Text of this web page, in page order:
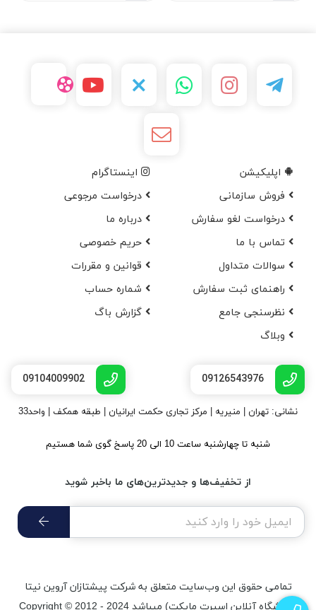
اپلیکیشن
اینستاگرام
فروش سازمانی
درخواست مرجوعی
درخواست لغو سفارش
در‌باره ما
تماس با ما
حریم خصوصی
سوالات متداول
قوانین و مقررات
راهنمای ثبت سفارش
شماره حساب
نظرسنجی جامع
گزارش باگ
وبلاگ
09126543976
09104009902
نشانی: تهران | منیریه | مرکز تجاری حکمت ایرانیان | طبقه همکف | واحد33
شنبه تا چهارشنبه ساعت 10 الی 20 پاسخ گوی شما هستیم
از تخفیف‌ها و جدیدترین‌های ما باخبر شوید
تمامی حقوق اين وب‌سايت متعلق به شرکت پیشتازان آروین نیتا
(فروشگاه آنلاین اسپرت مایکت) میباشد Copyright © 2012 - 2024